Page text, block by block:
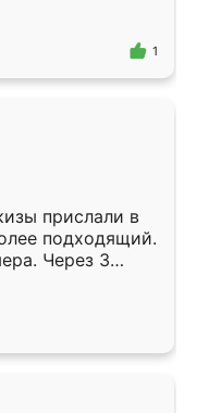
Приехавший
самый
1
прислали в
подходящий.
Через 3
Остались
Ренессанс